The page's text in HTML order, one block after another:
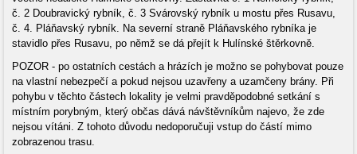
č. 2 Doubravický rybník, č. 3 Svárovský rybník u mostu přes Rusavu,
č. 4. Pláňavský rybník. Na severní straně Pláňavského rybníka je
stavidlo přes Rusavu, po němž se dá přejít k Hulínské štěrkovně.
POZOR - po ostatních cestách a hrázích je možno se pohybovat pouze
na vlastní nebezpečí a pokud nejsou uzavřeny a uzamčeny brány. Při
pohybu v těchto částech lokality je velmi pravděpodobné setkání s
místním porybným, který občas dává návštěvníkům najevo, že zde
nejsou vítáni. Z tohoto důvodu nedoporučuji vstup do částí mimo
zobrazenou trasu.